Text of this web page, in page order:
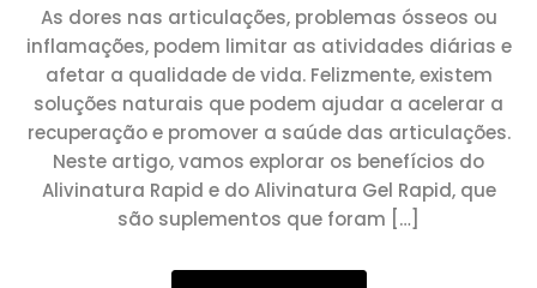
As dores nas articulações, problemas ósseos ou
inflamações, podem limitar as atividades diárias e
afetar a qualidade de vida. Felizmente, existem
soluções naturais que podem ajudar a acelerar a
recuperação e promover a saúde das articulações.
Neste artigo, vamos explorar os benefícios do
Alivinatura Rapid e do Alivinatura Gel Rapid, que
são suplementos que foram […]